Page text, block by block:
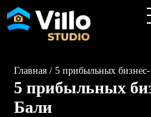
Главная / 5 прибыльных
5 прибыльных
Бали